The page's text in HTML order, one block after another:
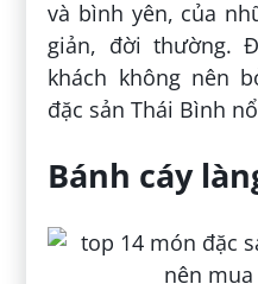
và bình yên, của
giản, đời thường.
khách không nên
đặc sản Thái Bình
Bánh cáy